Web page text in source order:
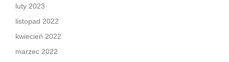
luty 2023
listopad 2022
kwiecień 2022
marzec 2022